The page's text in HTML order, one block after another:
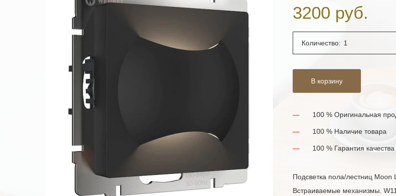
3200 руб.
Количество:
В корзину
100 % Оригинальная
100 % Наличие товара
100 % Гарантия качества
Подсветка пола/лестниц
Встраиваемые механизмы.